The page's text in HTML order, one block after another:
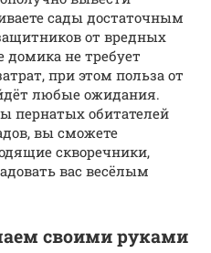
сады достаточным
от вредных
домика не требует
при этом польза от
любые ожидания.
пернатых обитателей
вы сможете
скворечники,
вас весёлым
своими руками